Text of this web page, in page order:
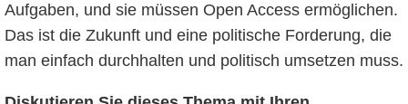
Aufgaben, und sie müssen Open Access ermöglichen.
Das ist die Zukunft und eine politische Forderung, die
man einfach durchhalten und politisch umsetzen muss.